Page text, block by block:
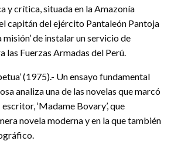
y crítica, situada en la Amazonía
capitán del ejército Pantaleón Pantoja
misión’ de instalar un servicio de
las Fuerzas Armadas del Perú.
(1975).- Un ensayo fundamental
analiza una de las novelas que marcó
‘Madame Bovary’, que
novela moderna y en la que también